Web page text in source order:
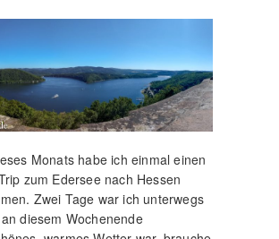
Monats habe ich einmal einen
zum Edersee nach Hessen
Zwei Tage war ich unterwegs
diesem Wochenende